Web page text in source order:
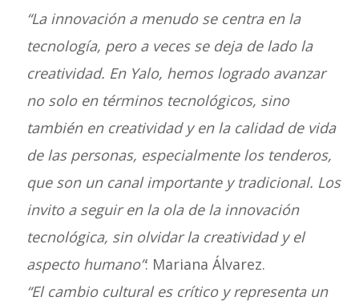
“La innovación a menudo se centra en la
tecnología, pero a veces se deja de lado la
creatividad. En Yalo, hemos logrado avanzar
no solo en términos tecnológicos, sino
también en creatividad y en la calidad de vida
de las personas, especialmente los tenderos,
que son un canal importante y tradicional. Los
invito a seguir en la ola de la innovación
tecnológica, sin olvidar la creatividad y el
aspecto humano”: Mariana Álvarez.
“El cambio cultural es crítico y representa un